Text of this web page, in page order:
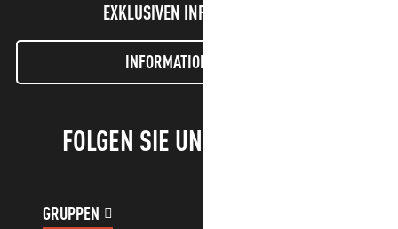
EXKLUSIVEN INFORMATIONEN!
INFORMATIONEN LETTER
FOLGEN SIE UNS!
GRUPPEN